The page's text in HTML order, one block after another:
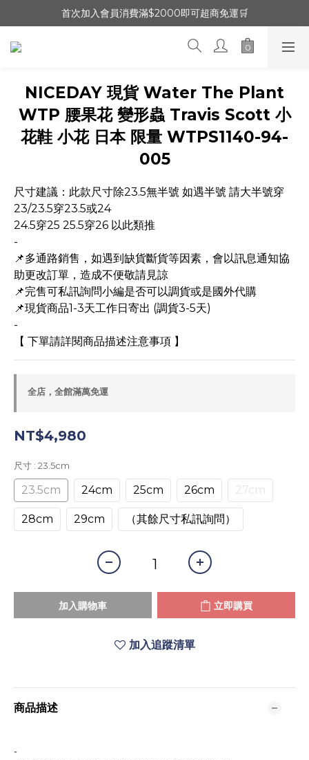
首次加入會員消費滿$2000即可超商免運🛒
NICEDAY 現貨 Water The Plant
WTP 腰果花 變形蟲 Travis Scott 小
花鞋 小花 日本 限量 WTPS1140-94-
005
尺寸建議：此款尺寸除23.5無半號 如遇半號 請大半號穿
23/23.5穿23.5或24
24.5穿25 25.5穿26 以此類推
-
📌多通路銷售，如遇到缺貨斷貨等因素，會以訊息通知協
助更改訂單，造成不便敬請見諒
📌完售可私訊詢問小編是否可以調貨或是國外代購
📌現貨商品1-3天工作日寄出 (調貨3-5天)
-
【 下單請詳閱商品描述注意事項 】
全店，全館滿萬免運
NT$4,980
尺寸 : 23.5cm
23.5cm 24cm 25cm 26cm 27cm
28cm 29cm （其餘尺寸私訊詢問）
加入購物車 立即購買
加入追蹤清單
商品描述
-